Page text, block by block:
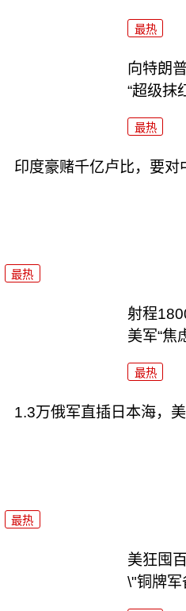
最热
向特朗
“超级抹
最热
印度豪赌千亿卢比，要对
最热
射程
美军“焦
最热
1.3万俄军直插日本海，
最热
美狂囤
\"铜牌军